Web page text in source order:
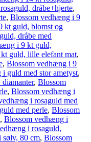
dråbe+hjerte,
, Blossom vedhæng i 9
kt guld, blomst og
dråbe med
i 9 kt guld,
guld, lille elefant mat,
, Blossom vedhæng i 9
guld med stor ametyst,
, Blossom
, Blossom vedhæng i
i rosaguld med
med perle, Blossom
, Blossom vedhæng i
i rosaguld,
80 cm, Blossom